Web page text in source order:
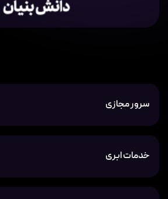
سرور مجازی
خدمات ابری